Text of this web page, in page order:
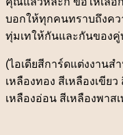
บอกให้ทุกคนทราบถึงคว
ทุ่มเทให้กันและกันของคู่
(ไอเดียสีการ์ดแต่งงานส
เหลืองทอง สีเหลืองเขีย
เหลืองอ่อน สีเหลืองพาส